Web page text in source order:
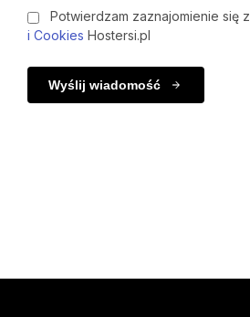
Potwierdzam zaznajomienie się z
i Cookies Hostersi.pl
Wyślij wiadomość